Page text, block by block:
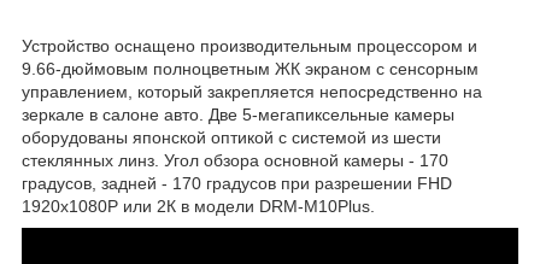
Устройство оснащено производительным процессором и
9.66-дюймовым полноцветным ЖК экраном с сенсорным
управлением, который закрепляется непосредственно на
зеркале в салоне авто. Две 5-мегапиксельные камеры
оборудованы японской оптикой с системой из шести
стеклянных линз. Угол обзора основной камеры - 170
градусов, задней - 170 градусов при разрешении FHD
1920х1080P или 2К в модели DRM-M10Plus.